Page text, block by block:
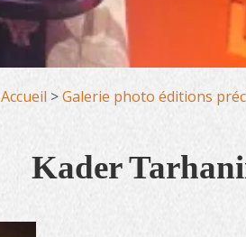
Accueil >Galerie photo éditions
Kader